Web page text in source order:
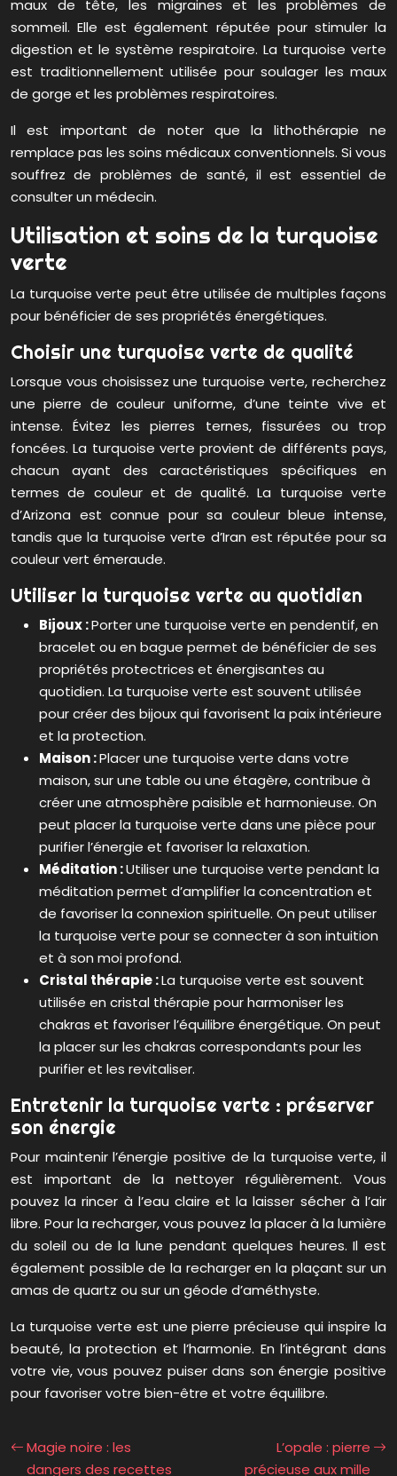
maux de tête, les migraines et les problèmes de
sommeil. Elle est également réputée pour stimuler la
digestion et le système respiratoire. La turquoise verte
est traditionnellement utilisée pour soulager les maux
de gorge et les problèmes respiratoires.
Il est important de noter que la lithothérapie ne
remplace pas les soins médicaux conventionnels. Si vous
souffrez de problèmes de santé, il est essentiel de
consulter un médecin.
Utilisation et soins de la turquoise
verte
La turquoise verte peut être utilisée de multiples façons
pour bénéficier de ses propriétés énergétiques.
Choisir une turquoise verte de qualité
Lorsque vous choisissez une turquoise verte, recherchez
une pierre de couleur uniforme, d’une teinte vive et
intense. Évitez les pierres ternes, fissurées ou trop
foncées. La turquoise verte provient de différents pays,
chacun ayant des caractéristiques spécifiques en
termes de couleur et de qualité. La turquoise verte
d’Arizona est connue pour sa couleur bleue intense,
tandis que la turquoise verte d’Iran est réputée pour sa
couleur vert émeraude.
Utiliser la turquoise verte au quotidien
Bijoux :Porter une turquoise verte en pendentif, en
bracelet ou en bague permet de bénéficier de ses
propriétés protectrices et énergisantes au
quotidien. La turquoise verte est souvent utilisée
pour créer des bijoux qui favorisent la paix intérieure
et la protection.
Maison :Placer une turquoise verte dans votre
maison, sur une table ou une étagère, contribue à
créer une atmosphère paisible et harmonieuse. On
peut placer la turquoise verte dans une pièce pour
purifier l’énergie et favoriser la relaxation.
Méditation :Utiliser une turquoise verte pendant la
méditation permet d’amplifier la concentration et
de favoriser la connexion spirituelle. On peut utiliser
la turquoise verte pour se connecter à son intuition
et à son moi profond.
Cristal thérapie :La turquoise verte est souvent
utilisée en cristal thérapie pour harmoniser les
chakras et favoriser l’équilibre énergétique. On peut
la placer sur les chakras correspondants pour les
purifier et les revitaliser.
Entretenir la turquoise verte : préserver
son énergie
Pour maintenir l’énergie positive de la turquoise verte, il
est important de la nettoyer régulièrement. Vous
pouvez la rincer à l’eau claire et la laisser sécher à l’air
libre. Pour la recharger, vous pouvez la placer à la lumière
du soleil ou de la lune pendant quelques heures. Il est
également possible de la recharger en la plaçant sur un
amas de quartz ou sur un géode d’améthyste.
La turquoise verte est une pierre précieuse qui inspire la
beauté, la protection et l’harmonie. En l’intégrant dans
votre vie, vous pouvez puiser dans son énergie positive
pour favoriser votre bien-être et votre équilibre.
Magie noire : les
dangers des recettes
L’opale : pierre
précieuse aux mille